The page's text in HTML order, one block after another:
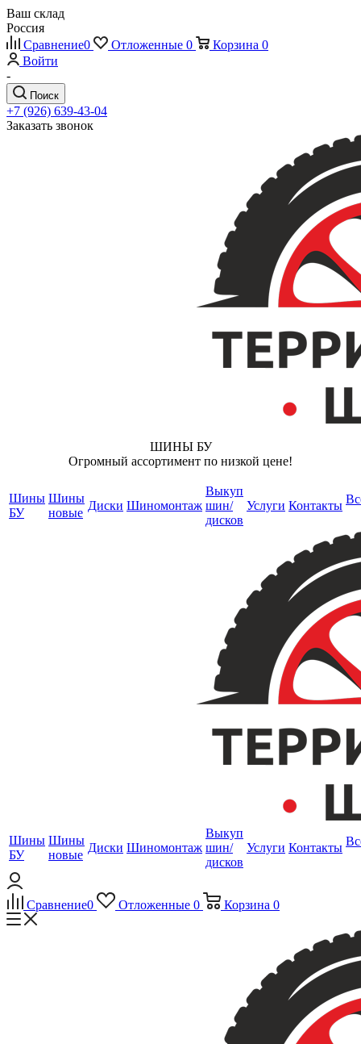
Ваш склад
Россия
Сравнение0 Отложенные 0 Корзина 0
Войти
-
Поиск
+7 (926) 639-43-04
Заказать звонок
ШИНЫ БУ
Огромный ассортимент по низкой цене!
Шины
БУ
Шины
новые
Диски Шиномонтаж
Выкуп
шин/
дисков
Услуги Контакты
Шины
БУ
Шины
новые
Диски Шиномонтаж
Выкуп
шин/
дисков
Услуги Контакты
Сравнение0 Отложенные 0 Корзина 0